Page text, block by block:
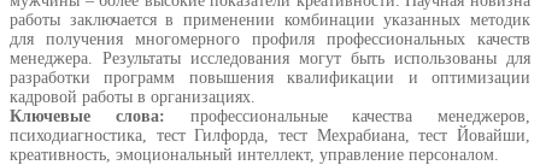
работы заключается в применении комбинации указанных методик
для получения многомерного профиля профессиональных качеств
менеджера. Результаты исследования могут быть использованы для
разработки программ повышения квалификации и оптимизации
кадровой работы в организациях.
Ключевые слова: профессиональные качества менеджеров,
психодиагностика, тест Гилфорда, тест Мехрабиана, тест Йовайши,
креативность, эмоциональный интеллект, управление персоналом.